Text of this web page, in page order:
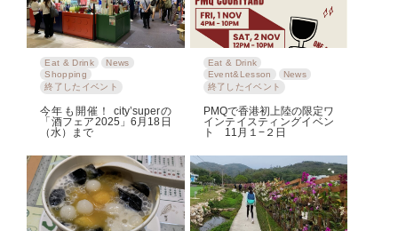
Eat & Drink
News
Shopping
終了したイベント
今年も開催！ city’superの
「酒フェア2025」6月18日
（水）まで
Eat & Drink
Event&Lesson
News
終了したイベント
PMQで香港初上陸の限定ワ
インテイスティングイベン
ト 11月１−２日